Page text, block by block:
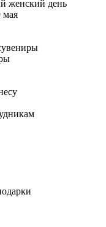
женский день
мая